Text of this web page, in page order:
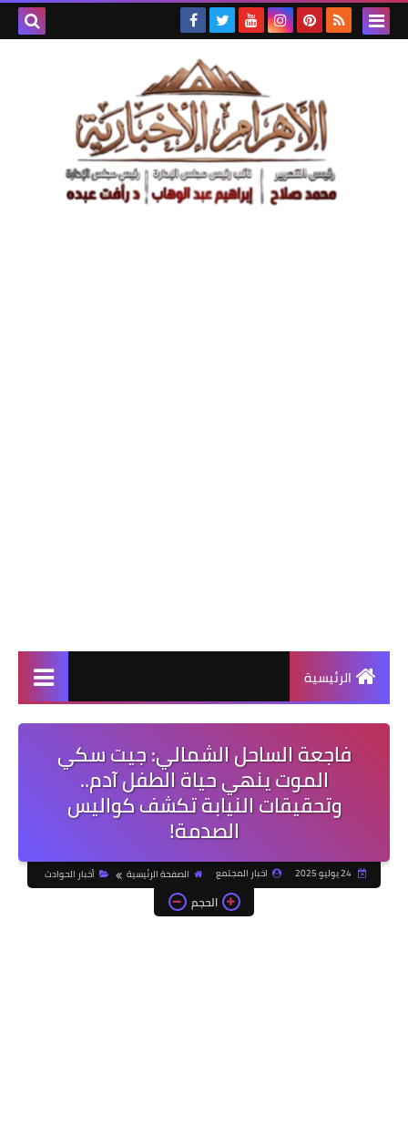
الرئيسية
فاجعة الساحل الشمالي: جيت سكي
الموت ينهي حياة الطفل آدم..
وتحقيقات النيابة تكشف كواليس
الصدمة!
24 يوليو 2025 اخبار المجتمع الصفحة الرئيسية أخبار الحوادث
الحجم